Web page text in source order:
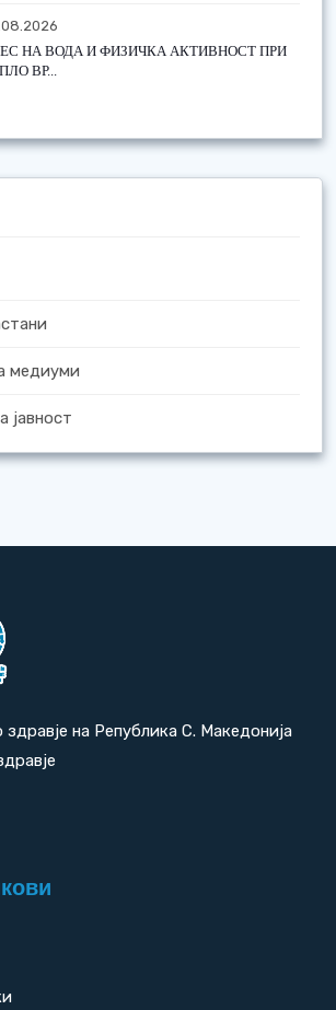
НА ВОДА И ФИЗИЧКА АКТИВНОСТ ПРИ
ВР...
медиуми
јавност
здравје на Република С. Македонија